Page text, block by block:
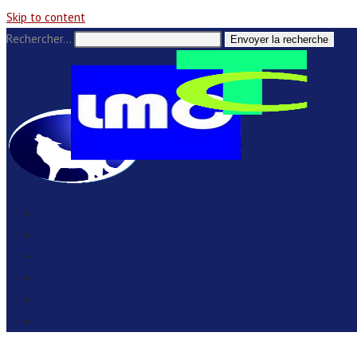
Skip to content
Rechercher…
Envoyer la recherche